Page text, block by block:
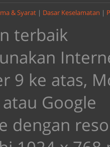
& Syarat| Dasar Keselamatan |
terbaik
9 ke atas,
Google
dengan